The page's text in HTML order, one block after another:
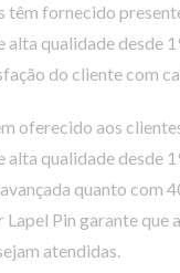
têm fornecido
alta qualidade desde
do cliente com
oferecido aos
alta qualidade desde
quanto com
Lapel Pin garante que
atendidas.